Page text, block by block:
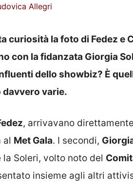
Allegri
curiosità la foto di Fedez e
con la fidanzata Giorgia
dello showbiz? È
varie.
, arrivavano
al Met Gala. I secondi,
la Soleri, volto noto del
insieme agli altri